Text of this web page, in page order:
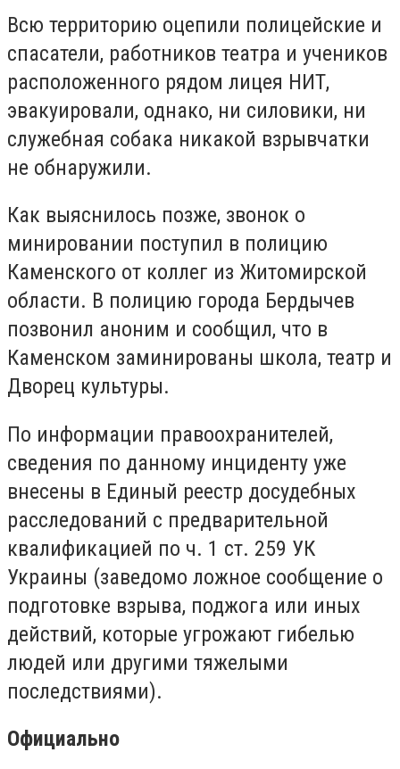
Всю территорию оцепили полицейские и
спасатели, работников театра и учеников
расположенного рядом лицея НИТ,
эвакуировали, однако, ни силовики, ни
служебная собака никакой взрывчатки
не обнаружили.
Как выяснилось позже, звонок о
минировании поступил в полицию
Каменского от коллег из Житомирской
области. В полицию города Бердычев
позвонил аноним и сообщил, что в
Каменском заминированы школа, театр и
Дворец культуры.
По информации правоохранителей,
сведения по данному инциденту уже
внесены в Единый реестр досудебных
расследований с предварительной
квалификацией по ч. 1 ст. 259 УК
Украины (заведомо ложное сообщение о
подготовке взрыва, поджога или иных
действий, которые угрожают гибелью
людей или другими тяжелыми
последствиями).
Официально